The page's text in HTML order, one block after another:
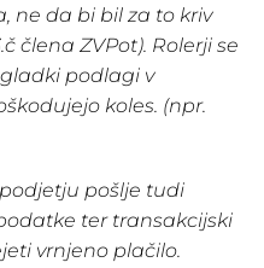
ne da bi bil za to kriv
člena ZVPot). Rolerji se
podlagi v
koles. (npr.
pošlje tudi
ter transakcijski
vrnjeno plačilo.